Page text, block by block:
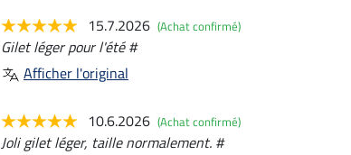
15.7.2026 (Achat confirmé)
Gilet léger pour l'été #
Afficher l'original
10.6.2026 (Achat confirmé)
Joli gilet léger, taille normalement. #